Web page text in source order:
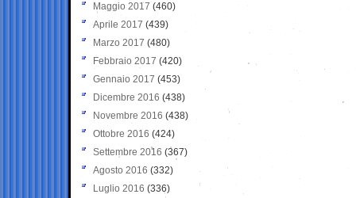
Maggio 2017 (460)
Aprile 2017 (439)
Marzo 2017 (480)
Febbraio 2017 (420)
Gennaio 2017 (453)
Dicembre 2016 (438)
Novembre 2016 (438)
Ottobre 2016 (424)
Settembre 2016 (367)
Agosto 2016 (332)
Luglio 2016 (336)